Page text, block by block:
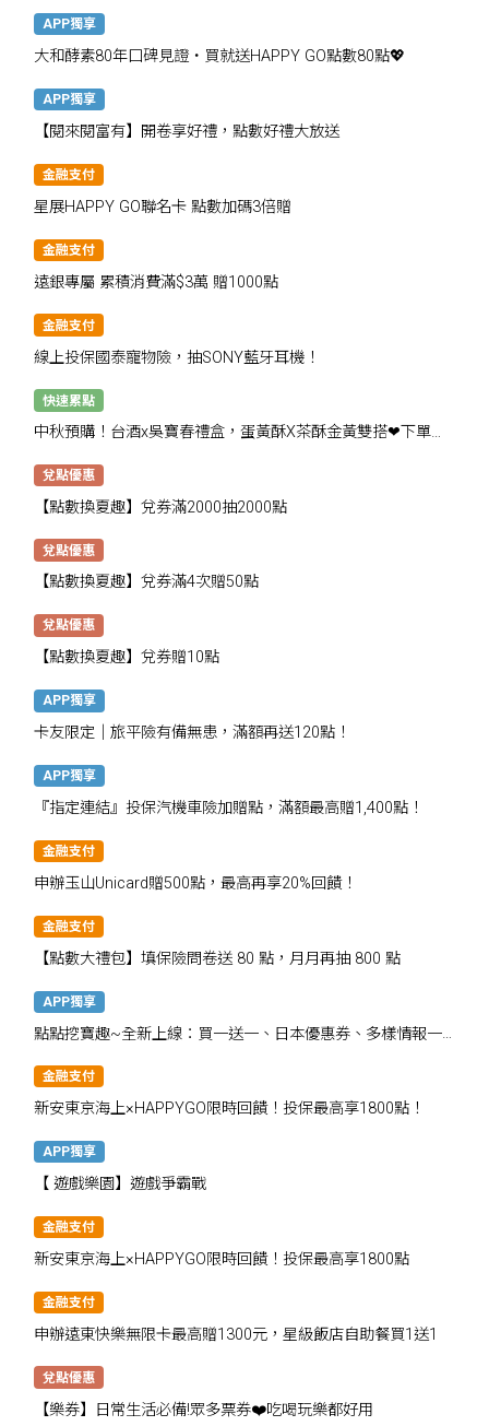
APP獨享
大和酵素80年口碑見證・買就送HAPPY GO點數80點💖
APP獨享
【閱來閱富有】開卷享好禮，點數好禮大放送
金融支付
星展HAPPY GO聯名卡 點數加碼3倍贈
金融支付
遠銀專屬 累積消費滿$3萬 贈1000點
金融支付
線上投保國泰寵物險，抽SONY藍牙耳機！
快速累點
中秋預購！台酒x吳寶春禮盒，蛋黃酥X茶酥金黃雙搭❤下單抽
兌點優惠
【點數換夏趣】兌券滿2000抽2000點
兌點優惠
【點數換夏趣】兌券滿4次贈50點
兌點優惠
【點數換夏趣】兌券贈10點
APP獨享
卡友限定│旅平險有備無患，滿額再送120點！
APP獨享
『指定連結』投保汽機車險加贈點，滿額最高贈1,400點！
金融支付
申辦玉山Unicard贈500點，最高再享20%回饋！
金融支付
【點數大禮包】填保險問卷送 80 點，月月再抽 800 點
APP獨享
點點挖寶趣~全新上線：買一送一、日本優惠券、多樣情報一
金融支付
新安東京海上×HAPPYGO限時回饋！投保最高享1800點！
APP獨享
【 遊戲樂園】遊戲爭霸戰
金融支付
新安東京海上×HAPPYGO限時回饋！投保最高享1800點
金融支付
申辦遠東快樂無限卡最高贈1300元，星級飯店自助餐買1送1
兌點優惠
【樂券】日常生活必備!眾多票券❤️吃喝玩樂都好用